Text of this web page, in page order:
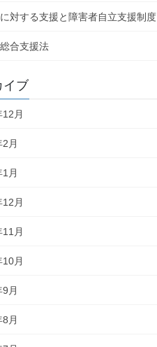
対する支援と障害者自立支援制度
合支援法
イブ
月
月
月
月
月
月
月
月